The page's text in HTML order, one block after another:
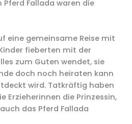
Fallada waren die
eine gemeinsame Reise mit
fieberten mit der
zum Guten wendet, sie
doch noch heiraten kann
wird. Tatkräftig haben
Erzieherinnen die Prinzessin,
das Pferd Fallada